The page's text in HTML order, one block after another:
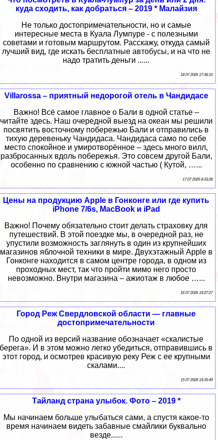
куда сходить, как добраться – 2019 * Малайзия
Не только достопримечательности, но и самые
интересные места в Куала Лумпуре - с полезными
советами и готовым маршрутом. Расскажу, откуда самый
лучший вид, где искать бесплатные автобусы, и на что не
надо тратить деньги ......
18 07 2026 17:36:10
Villarossa – приятный недорогой отель в Чандидасе
Важно! Всё самое главное о Бали в одной статье –
читайте здесь. Наш очередной выезд на океан мы решили
посвятить восточному побережью Бали и отправились в
тихую деревеньку Чандидаса. Чандидаса само по себе
место спокойное и умиротворённое – здесь много вилл,
разбросанных вдоль побережья. Это совсем другой Бали,
особенно по сравнению с южной частью ( Кутой, …...
17 07 2026 8:33:28
Цены на продукцию Apple в Гонконге или где купить
iPhone 7/6s, MacBook и iPad
Важно! Почему обязательно стоит делать страховку для
путешествий. В этой поездке мы, в очередной раз, не
упустили возможность заглянуть в один из крупнейших
магазинов яблочной техники в мире. Двухэтажный Apple в
Гонконге находится в самом центре города, в одном из
проходных мест, так что пройти мимо него просто
невозможно. Внутри магазина – ажиотаж в любое …...
16 07 2026 19:27:27
Город Реж Свердловской области — главные
достопримечательности
По одной из версий название обозначает «скалистые
берега». И в этом можно легко убедиться, отправившись в
этот город, и осмотрев красивую реку Реж с ее крупными
скалами....
15 07 2026 14:35:49
Тайланд страна улыбок. Фото – 2019 *
Мы начинаем больше улыбаться сами, а спустя какое-то
время начинаем видеть забавные смайлики буквально
везде......